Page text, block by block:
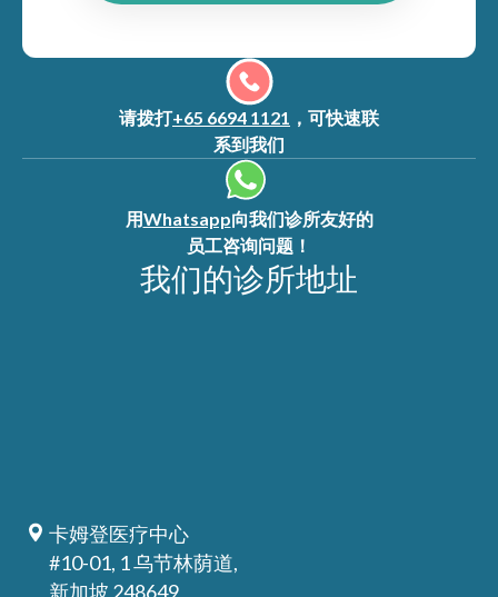
我们的诊所地址
卡姆登医疗中心
#10-01, 1 乌节林荫道,
新加坡 248649
请拨打+65 6694 1121 ，可快速联
系到我们
用Whatsapp向我们诊所友好的
员工咨询问题！